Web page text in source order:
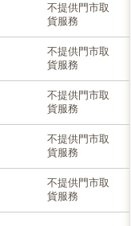
不提供門市取
貨服務
不提供門市取
貨服務
不提供門市取
貨服務
不提供門市取
貨服務
不提供門市取
貨服務